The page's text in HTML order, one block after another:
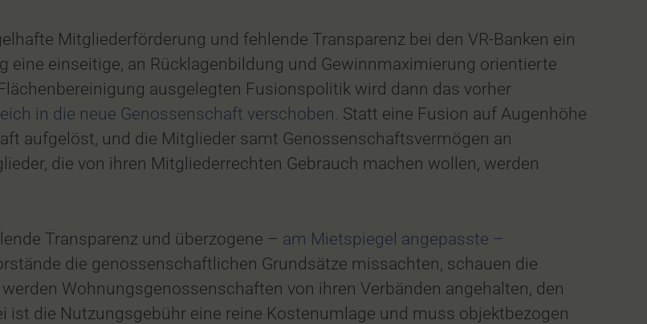
Mitgliederförderung und fehlende Transparenz bei den VR-Banken ein
eine einseitige, an Rücklagenbildung und Gewinnmaximierung orientierte
ausgelegten Fusionspolitik wird dann das vorher
in die neue Genossenschaft verschoben. Statt eine Fusion auf Augenhöhe
aufgelöst, und die Mitglieder samt Genossenschaftsvermögen an
die von ihren Mitgliederrechten Gebrauch machen wollen, werden
Transparenz und überzogene – am Mietspiegel angepasste –
die genossenschaftlichen Grundsätze missachten, schauen die
Wohnungsgenossenschaften von ihren Verbänden angehalten, den
die Nutzungsgebühr eine reine Kostenumlage und muss objektbezogen